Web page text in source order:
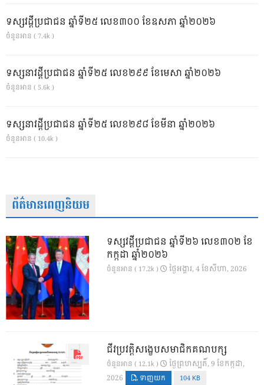
ទស្សវដ្តីប្រជាជន ឆ្នាំទី២៥ លេខ៣០០ ខែឧសភា ឆ្នាំ២០២៦
ចំនួនអាន ( 7.4k )
ទស្សនាវដ្ដីប្រជាជន ឆ្នាំទី២៥ លេខ២៩៩ ខែមេសា ឆ្នាំ២០២៦
ចំនួនអាន ( 5.6k )
ទស្សនាវដ្ដីប្រជាជន ឆ្នាំទី២៥ លេខ២៩៨ ខែមីនា ឆ្នាំ២០២៦
ចំនួនអាន ( 10.4k )
ព័ត៌មានពេញនិយម
ទស្សវដ្តីប្រជាជន ឆ្នាំទី២៦ លេខ៣០២ ខែ
កក្កដា ឆ្នាំ២០២៦
ចំនួនអាន ( 17.2k ) ថ្ងៃ​អង្គារ, 4 ខែ​សីហា, 2026
ជីវប្រវត្តិសង្ខេបសមាជិកគណបក្ស
ចំនួនអាន ( 12.1k )
ថ្ងៃ​ព្រហស្បតិ៍, 9 ខែ​កក្កដា,
2026
ទាញយក 104 KB